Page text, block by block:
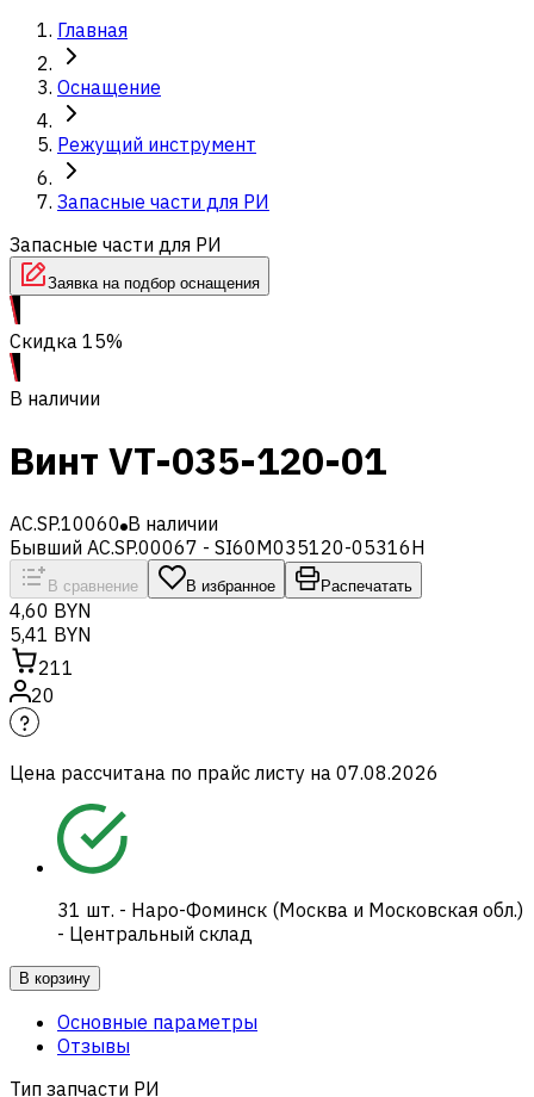
Главная
Оснащение
Режущий инструмент
Запасные части для РИ
Запасные части для РИ
Заявка на подбор оснащения
Скидка 15%
В наличии
Винт VT-035-120-01
AC.SP.10060 В наличии
Бывший AC.SP.00067 - SI60M035120-05316H
В сравнение В избранное Распечатать
4,60 BYN
5,41 BYN
211
20
Цена рассчитана по прайс листу на 07.08.2026
31 шт. - Наро-Фоминск (Москва и Московская обл.)
- Центральный склад
В корзину
Основные параметры
Отзывы
Тип запчасти РИ